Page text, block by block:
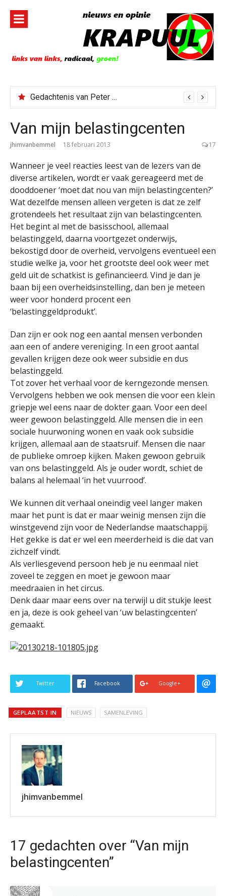
inhoud
Todd Blanche benoemd tot Attorney General
Van mijn belastingcenten
jhimvanbemmel 18 februari 2013 17
Wanneer je veel reacties leest van de lezers van de
diverse artikelen, wordt er vaak gereageerd met de
dooddoener ‘moet dat nou van mijn belastingcenten?’
Wat dezelfde mensen alleen vergeten is dat ze zelf
grotendeels het resultaat zijn van belastingcenten.
Het begint al met de basisschool, allemaal
belastinggeld, daarna voortgezet onderwijs,
bekostigd door de overheid, vervolgens eventueel een
studie welke ja, voor het grootste deel ook weer met
geld uit de schatkist is gefinancieerd. Vind je dan je
baan bij een overheidsinstelling, dan ben je meteen
weer voor honderd procent een
‘belastinggeldprodukt’.
Dan zijn er ook nog een aantal mensen verbonden
aan een of andere vereniging. In een groot aantal
gevallen krijgen deze ook weer subsidie en dus
belastinggeld.
Tot zover het verhaal voor de kerngezonde mensen.
Vervolgens hebben we ook mensen die voor een klein
griepje wel eens naar de dokter gaan. Voor een deel
weer gewoon belastinggeld. Alle mensen die in een
sociale huurwoning wonen en vaak ook subsidie
krijgen, allemaal aan de staatsruif. Mensen die naar
de publieke omroep kijken. Maken gewoon gebruik
van ons belastinggeld. Als je ouder wordt, schiet de
balans al helemaal ‘in het vuurrood’.
We kunnen dit verhaal oneindig veel langer maken
maar het punt is dat er maar weinig mensen zijn die
winstgevend zijn voor de Nederlandse maatschappij.
Het gekke is dat er wel een meerderheid is die dat van
zichzelf vindt.
Als verliesgevend persoon heb je nu eenmaal niet
zoveel te zeggen en moet je gewoon maar
meedraaien in het circus.
Denk daar maar eens over na terwijl u dit stukje leest
en ja, deze is ook geheel van ‘uw belastingcenten’
gemaakt.
Twitter Facebook Google+
GEPLAATST IN NIEUWS SAMENLEVING
jhimvanbemmel
17 gedachten over “Van mijn
belastingcenten”